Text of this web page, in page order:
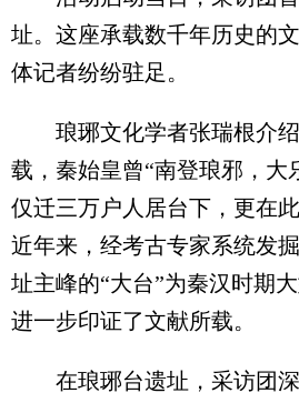
址。这座承载数千年历史的
体记者纷纷驻足。
琅琊文化学者张瑞根介绍
载，秦始皇曾“南登琅邪，大
仅迁三万户人居台下，更在
近年来，经考古专家系统发
址主峰的“大台”为秦汉时期
进一步印证了文献所载。
在琅琊台遗址，采访团深